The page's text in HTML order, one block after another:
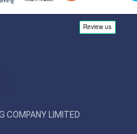
COMPANY LIMITED